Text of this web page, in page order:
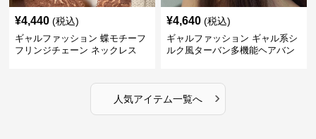
¥4,440 (税込)
ギャルファッション 蝶モチーフ
フリンジチェーン ネックレス
¥4,640 (税込)
ギャルファッション ギャル系シ
ルク風ターバン多機能ヘアバン
人気アイテム一覧へ ›